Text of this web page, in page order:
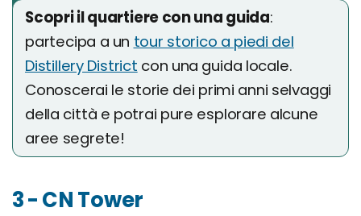
Scopri il quartiere con una guida:
partecipa a un tour storico a piedi del
Distillery District con una guida locale.
Conoscerai le storie dei primi anni selvaggi
della città e potrai pure esplorare alcune
aree segrete!
3 - CN Tower